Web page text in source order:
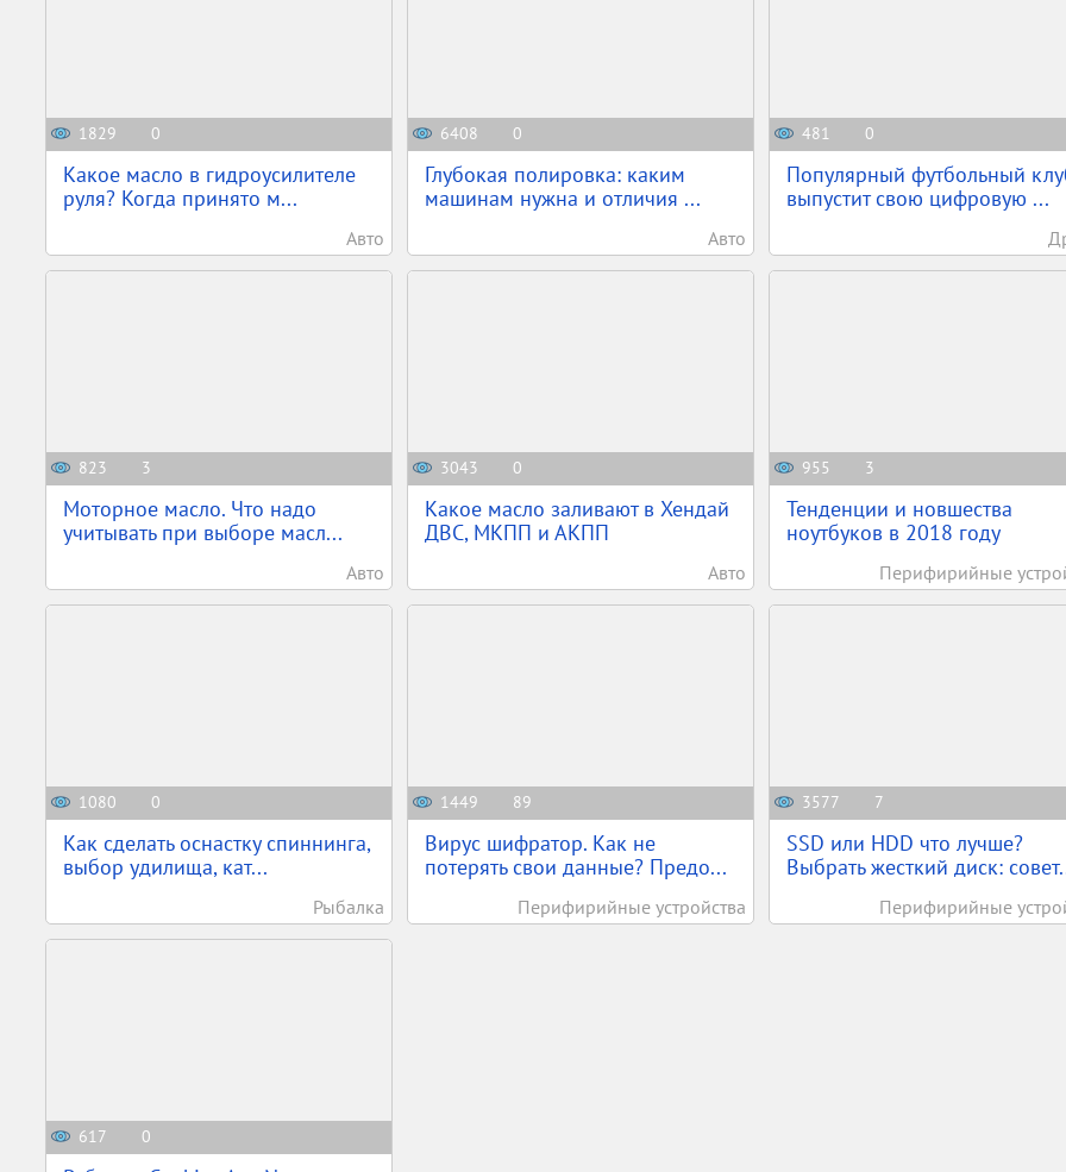
1829 0
Какое масло в гидроусилителе
руля? Когда принято м...
Авто
6408 0
Глубокая полировка: каким
машинам нужна и отличия ...
Авто
481 0
Популярный футбольный
выпустит свою цифровую ...
823 3
Моторное масло. Что надо
учитывать при выборе масл...
Авто
3043 0
Какое масло заливают в Хендай
ДВС, МКПП и АКПП
Авто
955 3
Тенденции и новшества
ноутбуков в 2018 году
Перифирийные
1080 0
Как сделать оснастку спиннинга,
выбор удилища, кат...
Рыбалка
1449 89
Вирус шифратор. Как не
потерять свои данные? Предо...
Перифирийные устройства
3577 7
SSD или HDD что лучше?
Выбрать жесткий диск:
Перифирийные
617 0